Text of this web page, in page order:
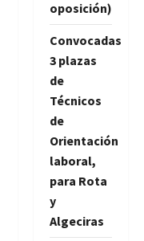
oposición)
Convocadas
3 plazas
de
Técnicos
de
Orientación
laboral,
para Rota
y
Algeciras